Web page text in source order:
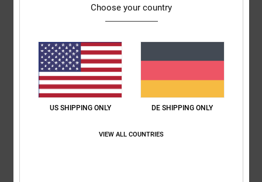
Original anzeigen - Français
Komfort: 5/5 Preis-Leistungs-Verhältnis: 5/5 Größe: Perfekte Größe
Material: 5/5 Farbe: 5/5
Ich empfehle dieses Produkt
Choose your country
US SHIPPING ONLY DE SHIPPING ONLY
VIEW ALL COUNTRIES